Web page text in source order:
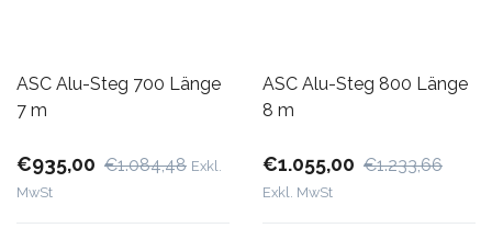
ASC Alu-Steg 700 Länge
7 m
€935,00 €1.084,48 Exkl.
MwSt
ASC Alu-Steg 800 Länge
8 m
€1.055,00 €1.233,66
Exkl. MwSt